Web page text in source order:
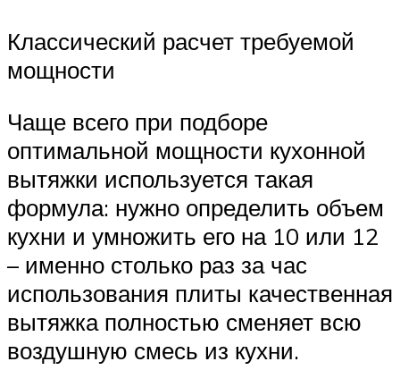
Классический расчет требуемой
мощности
Чаще всего при подборе
оптимальной мощности кухонной
вытяжки используется такая
формула: нужно определить объем
кухни и умножить его на 10 или 12
– именно столько раз за час
использования плиты качественная
вытяжка полностью сменяет всю
воздушную смесь из кухни.